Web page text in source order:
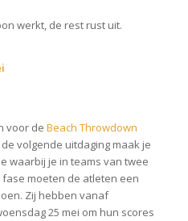
werkt, de rest rust uit.
voor de Beach Throwdown
volgende uitdaging maak je
waarbij je in teams van twee
moeten de atleten een
Zij hebben vanaf
25 mei om hun scores